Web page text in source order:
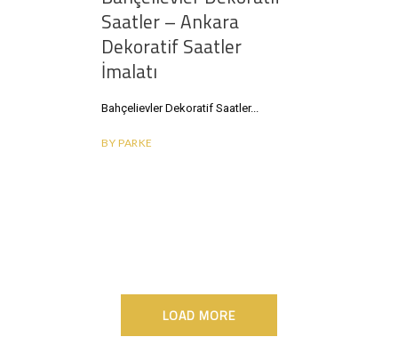
Saatler – Ankara
Dekoratif Saatler
İmalatı
Bahçelievler Dekoratif Saatler
BY PARKE
LOAD MORE